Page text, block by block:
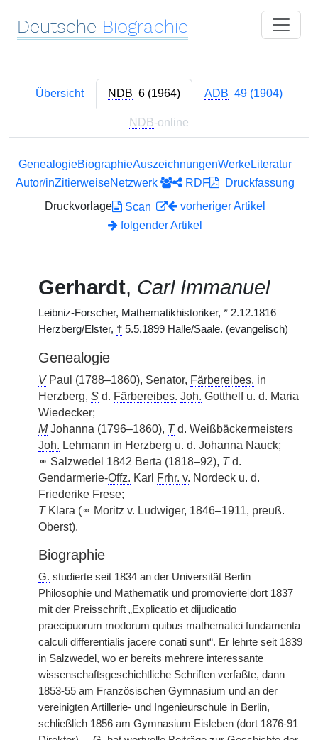
Deutsche Biographie
Übersicht NDB 6 (1964) ADB 49 (1904)
NDB-online
GenealogieBiographieAuszeichnungenWerkeLiteratur
Autor/inZitierweiseNetzwerk RDF
Druckfassung
Druckvorlage
Scan
vorheriger Artikel
folgender Artikel
Gerhardt, Carl Immanuel
Leibniz-Forscher, Mathematikhistoriker, * 2.12.1816
Herzberg/Elster, † 5.5.1899 Halle/Saale. (evangelisch)
Genealogie
VPaul (1788–1860), Senator, Färbereibes. in
Herzberg, S d. Färbereibes. Joh. Gotthelf u. d. Maria
Wiedecker;
MJohanna (1796–1860), Td. Weißbäckermeisters
Joh. Lehmann in Herzberg u. d. Johanna Nauck;
⚭ Salzwedel 1842 Berta (1818–92), Td.
Gendarmerie-Offz. Karl Frhr. v. Nordeck u. d.
Friederike Frese;
TKlara (⚭ Moritz v. Ludwiger, 1846–1911, preuß.
Oberst).
Biographie
G. studierte seit 1834 an der Universität Berlin
Philosophie und Mathematik und promovierte dort 1837
mit der Preisschrift „Explicatio et dijudicatio
praecipuorum modorum quibus mathematici fundamenta
calculi differentialis jacere conati sunt“. Er lehrte seit 1839
in Salzwedel, wo er bereits mehrere interessante
wissenschaftsgeschichtliche Schriften verfaßte, dann
1853-55 am Französischen Gymnasium und an der
vereinigten Artillerie- und Ingenieurschule in Berlin,
schließlich 1856 am Gymnasium Eisleben (dort 1876-91